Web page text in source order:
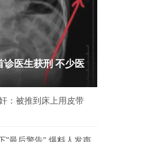
诊医生获刑 不少医
：被推到床上用皮带